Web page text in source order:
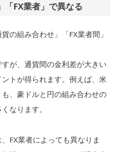
「FX業者」で異なる
の組み合わせ」「FX業者間」
が、通貨間の金利差が大きい
トが得られます。例えば、米
、豪ドルと円の組み合わせの
なります。
FX業者によっても異なりま